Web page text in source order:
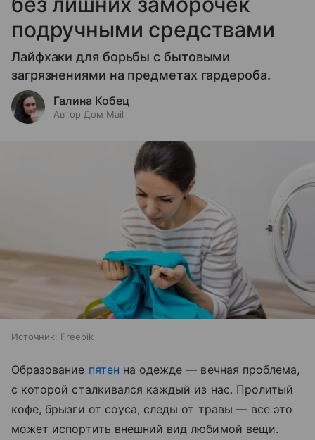
подручными средствами
Лайфхаки для борьбы с бытовыми
загрязнениями на предметах гардероба.
Галина Кобец
Автор Дом Mail
Источник: Freepik
Образование пятен на одежде — вечная проблема,
с которой сталкивался каждый из нас. Пролитый
кофе, брызги от соуса, следы от травы — все это
может испортить внешний вид любимой вещи.